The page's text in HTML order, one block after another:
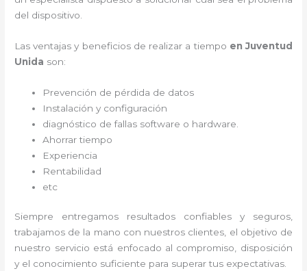
del dispositivo.
Las ventajas y beneficios de realizar a tiempo en Juventud
Unida son:
Prevención de pérdida de datos
Instalación y configuración
diagnóstico de fallas software o hardware
Ahorrar tiempo
Experiencia
Rentabilidad
etc
Siempre entregamos resultados confiables y seguros,
trabajamos de la mano con nuestros clientes, el objetivo de
nuestro servicio está enfocado al compromiso, disposición
y el conocimiento suficiente para superar tus expectativas.